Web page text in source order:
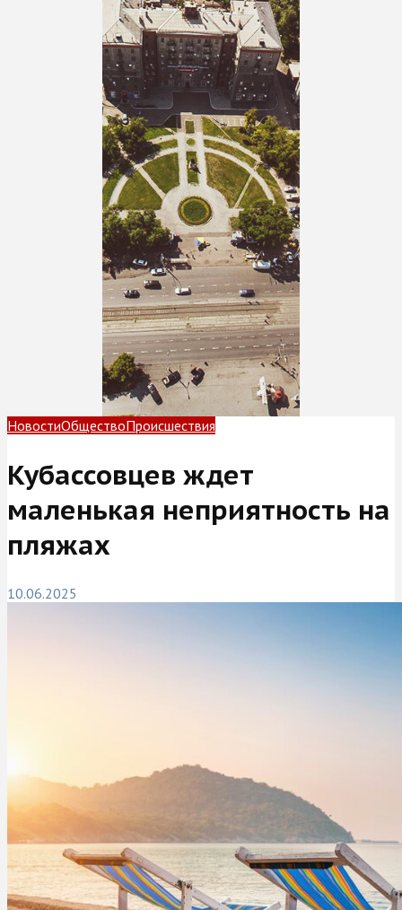
НовостиОбществоПроисшествия
Кубассовцев ждет
маленькая неприятность на
пляжах
10.06.2025